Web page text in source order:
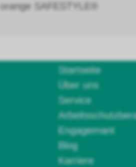
orange SAFESTYLE®
Startseite
Über uns
Service
Engagemant
Blog
Karriere